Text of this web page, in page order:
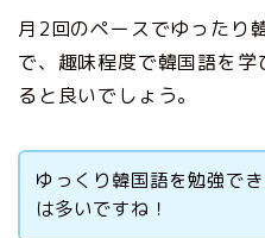
月2回のペースでゆったり
で、趣味程度で韓国語を
ると良いでしょう。
ゆっくり韓国語を勉強で
は多いですね！